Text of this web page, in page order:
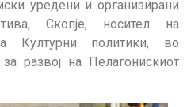
уредени и организирани
Скопје, носител на
Културни политики, во
развој на Пелагонискиот